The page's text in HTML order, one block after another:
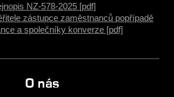
NZ-578-2025 [pdf]
zástupce zaměstnanců popřípadě
a společníky konverze [pdf]
O nás